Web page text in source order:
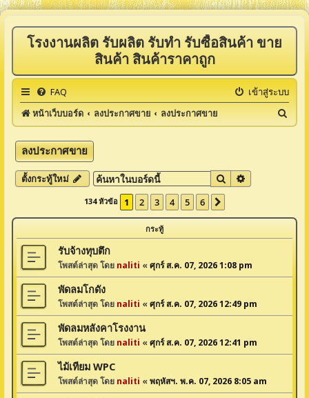
โรงงานผลิต รับผลิต รับทำ รับซื้อสินค้า ขาย
สินค้า สินค้าราคาถูก
FAQ
เข้าสู่ระบบ
หน้าเว็บบอร์ด
ลงประกาศขาย ลงประกาศขาย
น
ลงประกาศขาย
ตั้งกระทู้ใหม่ ค้นหา
134 หัวข้อ 1 2 3 4 5 6
กระทู้
รับจ้างทุบตึก
โพสต์ล่าสุด โดย naliti «ศุกร์ ส.ค. 07, 2026 1:08 pm
พัดลมโกดัง
โพสต์ล่าสุด โดย naliti «ศุกร์ ส.ค. 07, 2026 12:49 pm
พัดลมหลังคาโรงงาน
โพสต์ล่าสุด โดย naliti «ศุกร์ ส.ค. 07, 2026 12:41 pm
ไม้เทียม WPC
โพสต์ล่าสุด โดย naliti «พฤหัสฯ. พ.ค. 07, 2026 8:05 am